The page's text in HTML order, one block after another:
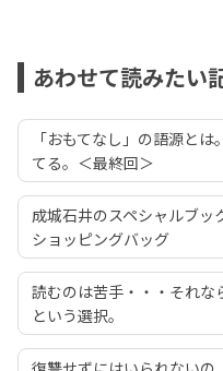
あわせて読みたい
「おもてなし」の語源と
てる。＜最終回＞
成城石井のスペシャルブッ
ショッピングバッグ
読むのは苦手・・・それな
という選択。